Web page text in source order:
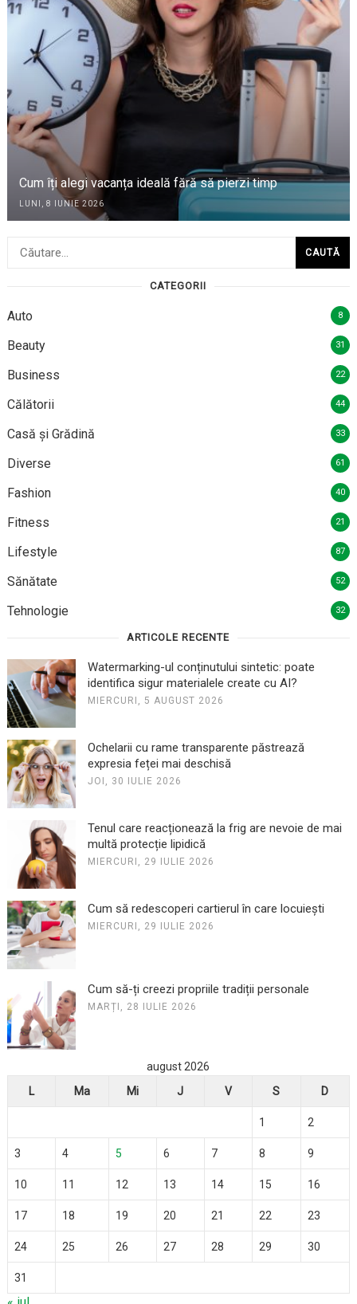
Cum îți alegi vacanța ideală fără să pierzi timp
LUNI, 8 IUNIE 2026
Caută
CATEGORII
Auto 8
Beauty 31
Business 22
Călătorii 44
Casă și Grădină 33
Diverse 61
Fashion 40
Fitness 21
Lifestyle 87
Sănătate 52
Tehnologie 32
ARTICOLE RECENTE
Watermarking-ul conținutului sintetic: poate
identifica sigur materialele create cu AI?
MIERCURI, 5 AUGUST 2026
Ochelarii cu rame transparente păstrează
expresia feței mai deschisă
JOI, 30 IULIE 2026
Tenul care reacționează la frig are nevoie de mai
multă protecție lipidică
MIERCURI, 29 IULIE 2026
Cum să redescoperi cartierul în care locuiești
MIERCURI, 29 IULIE 2026
Cum să-ți creezi propriile tradiții personale
MARȚI, 28 IULIE 2026
august 2026
L
Ma Mi J V S D
1 2
3 4 5 6 7 8 9
10 11 12 13 14 15 16
17 18 19 20 21 22 23
24 25 26 27 28 29 30
31